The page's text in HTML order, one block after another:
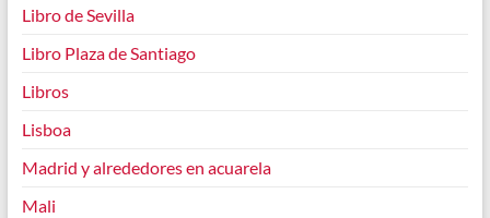
Libro de Sevilla
Libro Plaza de Santiago
Libros
Lisboa
Madrid y alrededores en acuarela
Mali